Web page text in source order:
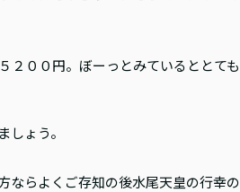
２００円。ぼーっとみているととて
ょう。
ならよくご存知の後水尾天皇の行幸